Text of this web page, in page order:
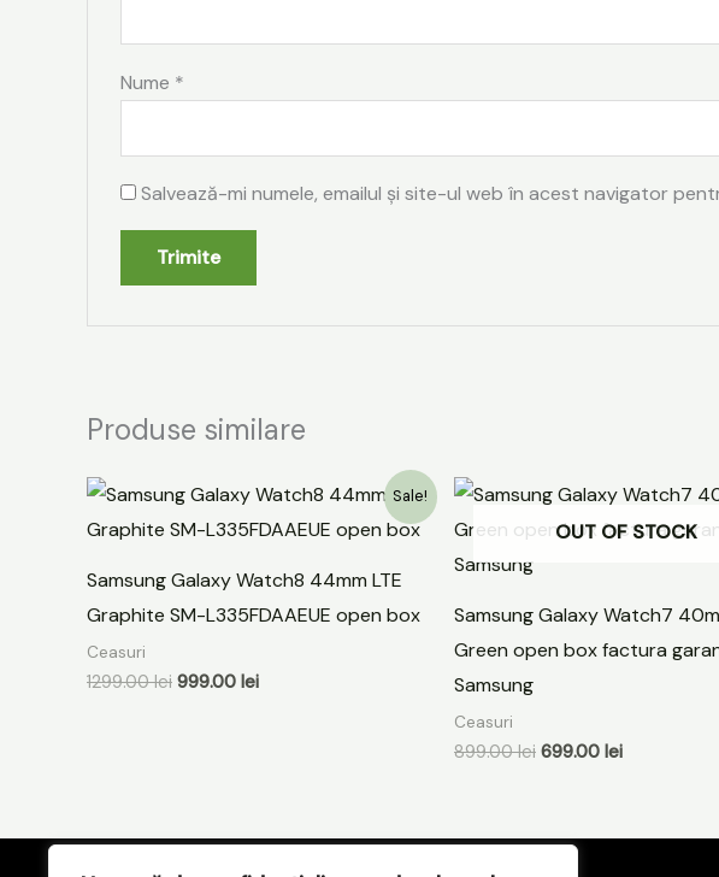
Nume *
Salvează-mi numele, emailul și site-ul web în acest navigator
Produse similare
Sale!
Samsung Galaxy Watch8 44mm LTE
Graphite SM-L335FDAAEUE open box
Ceasuri
1299.00lei
Prețul
inițial
a
1299.00 lei.
999.00 lei
Prețul
curent
este:
OUT OF STOCK
Samsung Galaxy Watch7
Green open box factura
Samsung
Ceasuri
899.00lei
Prețul
inițial
a
699.00 lei
Prețul
curent
este: